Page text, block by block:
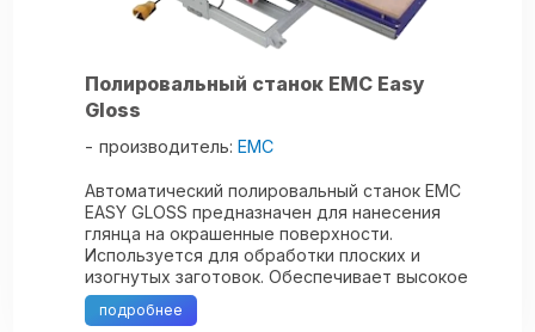
Полировальный станок ЕМС Easy
Gloss
производитель:EMC
Автоматический полировальный станок ЕМС
EASY GLOSS предназначен для нанесения
глянца на окрашенные поверхности.
Используется для обработки плоских и
изогнутых заготовок. Обеспечивает высокое
качество финишной полировки до зеркального
блеска. Сварная ...
подробнее